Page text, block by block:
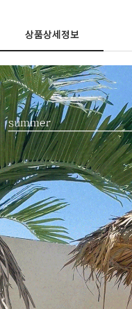
상품상세정보